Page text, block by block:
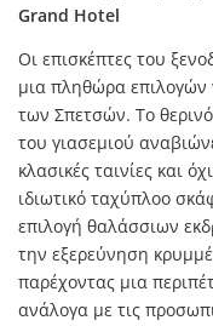
Grand Hotel
Οι επισκέπτες του
μια πληθώρα επιλογών
των Σπετσών. Το
του γιασεμιού
κλασικές ταινίες και
ιδιωτικό ταχύπλοο
επιλογή θαλάσσιων
την εξερεύνηση
παρέχοντας μια
ανάλογα με τις